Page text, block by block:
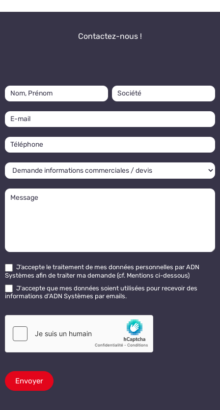
Contactez-nous !
page
Contact Contact
J’accepte le traitement de mes données personnelles par ADN
Systèmes afin de traiter ma demande (cf. Mentions ci-dessous)
J'accepte que mes données soient utilisées pour recevoir des
informations d'ADN Systèmes par emails.
Envoyer